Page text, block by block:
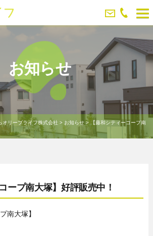
お知らせ
オリーブライフ株式会社 > お知らせ> 【藤和シティーコープ南
ープ南大塚】好評販売中！
南大塚】